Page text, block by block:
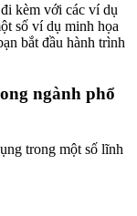
kèm với các ví dụ
số ví dụ minh họa
bắt đầu hành trình
ngành phổ
trong một số lĩnh